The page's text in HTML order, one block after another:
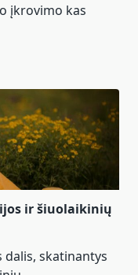
įkrovimo kas
ir šiuolaikinių
dalis, skatinantys